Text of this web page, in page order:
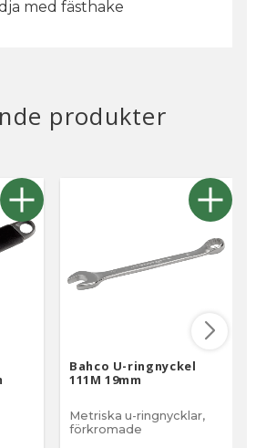
med fästhake
produkter
Bahco U-ringnyckel
111M 19mm
Metriska u-ringnycklar,
förkromade